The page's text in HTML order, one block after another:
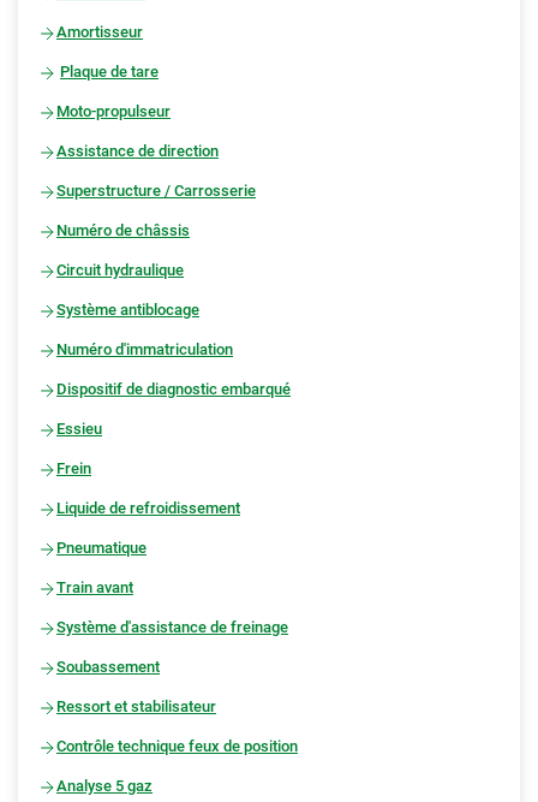
Amortisseur
Plaque de tare
Moto-propulseur
Assistance de direction
Superstructure / Carrosserie
Numéro de châssis
Circuit hydraulique
Système antiblocage
Numéro d'immatriculation
Dispositif de diagnostic embarqué
Essieu
Frein
Liquide de refroidissement
Pneumatique
Train avant
Système d'assistance de freinage
Soubassement
Ressort et stabilisateur
Contrôle technique feux de position
Analyse 5 gaz